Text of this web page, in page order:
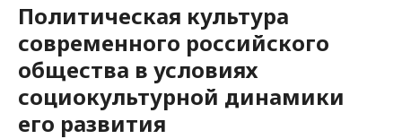
Политическая культура
современного российского
общества в условиях
социокультурной динамики
его развития